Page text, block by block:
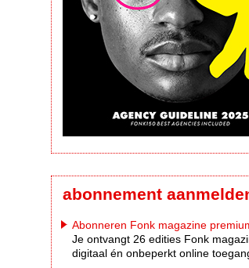
abonnement
Abonneren Fonk magazine
Je ontvangt 26 edities Fonk
digitaal én onbeperkt online